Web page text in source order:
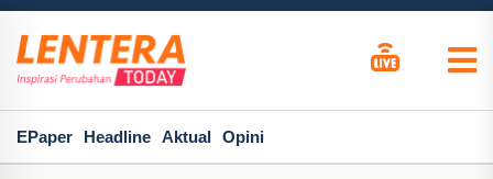
EPaper Headline Aktual Opini